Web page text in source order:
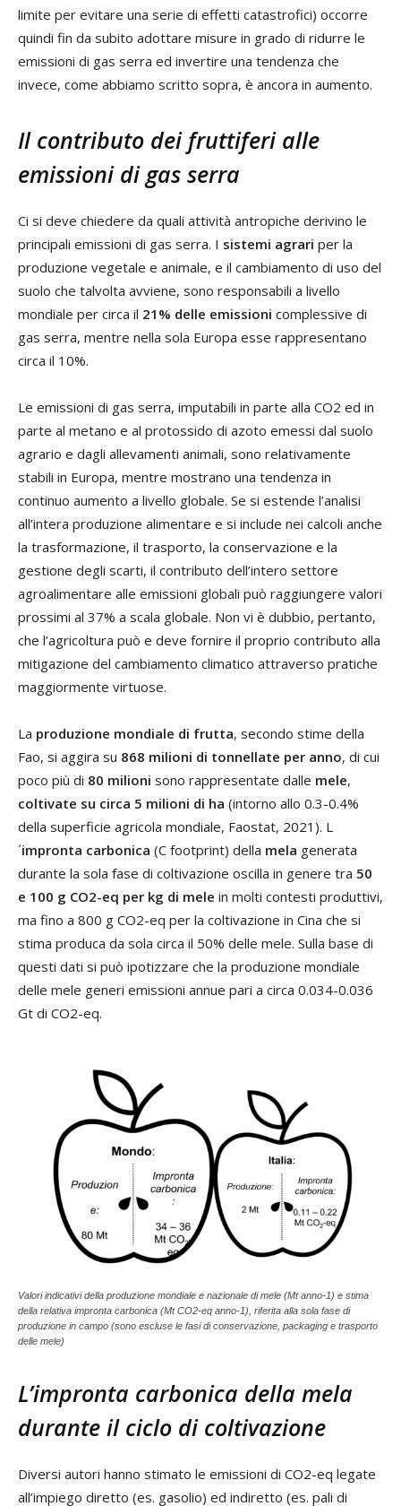
limite per evitare una serie di effetti catastrofici) occorre
quindi fin da subito adottare misure in grado di ridurre le
emissioni di gas serra ed invertire una tendenza che
invece, come abbiamo scritto sopra, è ancora in aumento.
Il contributo dei fruttiferi alle
emissioni di gas serra
Ci si deve chiedere da quali attività antropiche derivino le
principali emissioni di gas serra. I sistemi agrari per la
produzione vegetale e animale, e il cambiamento di uso del
suolo che talvolta avviene, sono responsabili a livello
mondiale per circa il 21% delle emissioni complessive di
gas serra, mentre nella sola Europa esse rappresentano
circa il 10%.
Le emissioni di gas serra, imputabili in parte alla CO2 ed in
parte al metano e al protossido di azoto emessi dal suolo
agrario e dagli allevamenti animali, sono relativamente
stabili in Europa, mentre mostrano una tendenza in
continuo aumento a livello globale. Se si estende l’analisi
all’intera produzione alimentare e si include nei calcoli anche
la trasformazione, il trasporto, la conservazione e la
gestione degli scarti, il contributo dell’intero settore
agroalimentare alle emissioni globali può raggiungere valori
prossimi al 37% a scala globale. Non vi è dubbio, pertanto,
che l’agricoltura può e deve fornire il proprio contributo alla
mitigazione del cambiamento climatico attraverso pratiche
maggiormente virtuose.
La produzione mondiale di frutta, secondo stime della
Fao, si aggira su 868 milioni di tonnellate per anno, di cui
poco più di 80 milioni sono rappresentate dalle mele,
coltivate su circa 5 milioni di ha (intorno allo 0.3-0.4%
della superficie agricola mondiale, Faostat, 2021). L
´impronta carbonica (C footprint) della mela generata
durante la sola fase di coltivazione oscilla in genere tra 50
e 100 g CO2-eq per kg di mele in molti contesti produttivi,
ma fino a 800 g CO2-eq per la coltivazione in Cina che si
stima produca da sola circa il 50% delle mele. Sulla base di
questi dati si può ipotizzare che la produzione mondiale
delle mele generi emissioni annue pari a circa 0.034-0.036
Gt di CO2-eq.
Valori indicativi della produzione mondiale e nazionale di mele (Mt anno-1) e stima
della relativa impronta carbonica (Mt CO2-eq anno-1), riferita alla sola fase di
produzione in campo (sono escluse le fasi di conservazione, packaging e trasporto
delle mele)
L’impronta carbonica della mela
durante il ciclo di coltivazione
Diversi autori hanno stimato le emissioni di CO2-eq legate
all’impiego diretto (es. gasolio) ed indiretto (es. pali di